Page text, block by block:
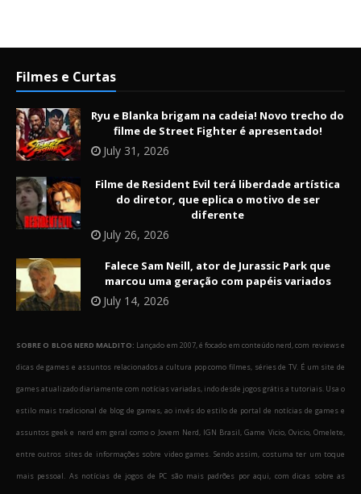
Filmes e Curtas
Ryu e Blanka brigam na cadeia! Novo trecho do
filme de Street Fighter é apresentado!
July 31, 2026
Filme de Resident Evil terá liberdade artística
do diretor, que eplica o motivo de ser
diferente
July 26, 2026
Falece Sam Neill, ator de Jurassic Park que
marcou uma geração com papéis variados
July 14, 2026
SOBRE O BLOG NERD MALDITO: Lançado em 2007, é focado em conteúdo nerd, com reviews e
dicas de games e assuntos relacionados a cultura pop como filmes, séries de TV. É um site de
games atualizado diariamente com notícias variadas, indo desde jogos grátis a tutoriais. Usa o
estilo mais tradicional de blog de games, ao invés do estilo de portal de notícias de games e
assuntos geek e nerd em geral como o Jovem Nerd, IGN Brasil, Game Vicio, Ovicio, Omelete,
entre outros sites de informações sobre video games. Sendo assim, costuma ter um toque
mais pessoal. As notícias de jogos de PC são mais padrões por aqui, com dicas sobre as